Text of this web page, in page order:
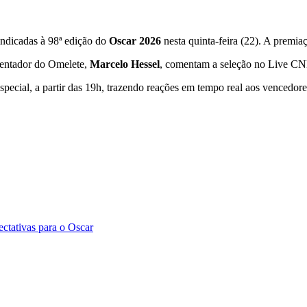
à 98ª edição do Oscar 2026 nesta quinta-feira (22). A
do Omelete, Marcelo Hessel, comentam a seleção no Live
a partir das 19h, trazendo reações em tempo real aos
para o Oscar